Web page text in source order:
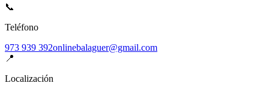
📞
Teléfono
973 939 392onlinebalaguer@gmail.com
📍
Localización